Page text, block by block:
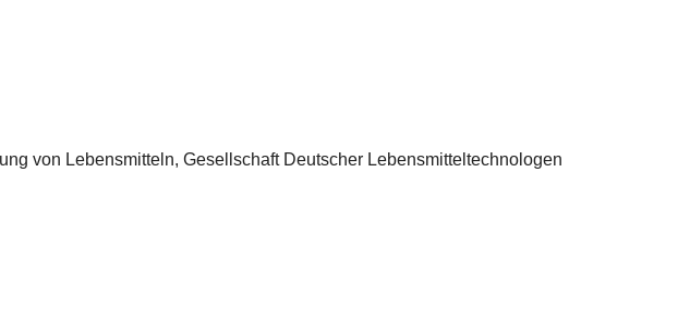
von Lebensmitteln, Gesellschaft Deutscher Lebensmitteltechnologen